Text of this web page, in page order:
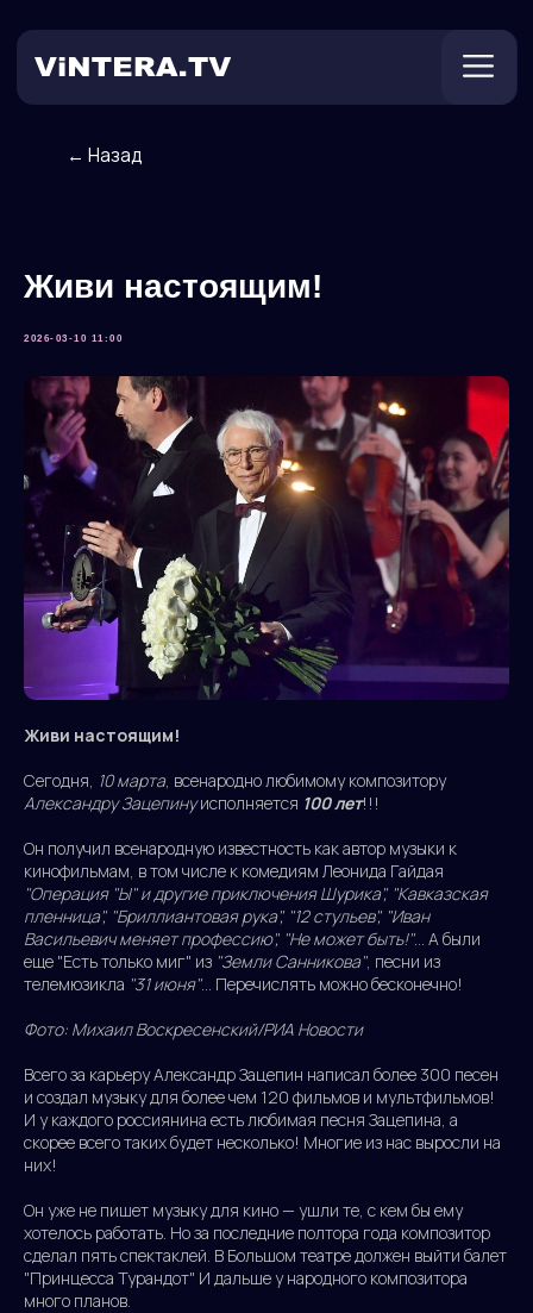
← Назад
Живи настоящим!
2026-03-10 11:00
Живи настоящим!
Сегодня, 10 марта, всенародно любимому композитору
Александру Зацепинуисполняется 100 лет!!!
Он получил всенародную известность как автор музыки к
кинофильмам, в том числе к комедиям Леонида Гайдая
"Операция "Ы" и другие приключения Шурика", "Кавказская
пленница", "Бриллиантовая рука", "12 стульев", "Иван
Васильевич меняет профессию", "Не может быть!"... А были
еще "Есть только миг" из "Земли Санникова", песни из
телемюзикла "31 июня"... Перечислять можно бесконечно!
Фото: Михаил Воскресенский/РИА Новости
Всего за карьеру Александр Зацепин написал более 300 песен
и создал музыку для более чем 120 фильмов и мультфильмов!
И у каждого россиянина есть любимая песня Зацепина, а
скорее всего таких будет несколько! Многие из нас выросли на
них!
Он уже не пишет музыку для кино — ушли те, с кем бы ему
хотелось работать. Но за последние полтора года композитор
сделал пять спектаклей. В Большом театре должен выйти балет
"Принцесса Турандот" И дальше у народного композитора
много планов.